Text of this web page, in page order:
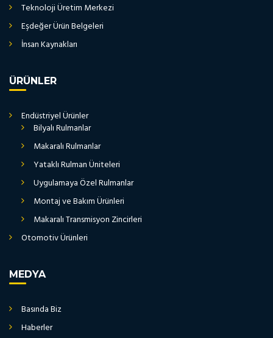
Teknoloji Üretim Merkezi
Eşdeğer Ürün Belgeleri
İnsan Kaynakları
ÜRÜNLER
Endüstriyel Ürünler
Bilyalı Rulmanlar
Makaralı Rulmanlar
Yataklı Rulman Üniteleri
Uygulamaya Özel Rulmanlar
Montaj ve Bakım Ürünleri
Makaralı Transmisyon Zincirleri
Otomotiv Ürünleri
MEDYA
Basında Biz
Haberler